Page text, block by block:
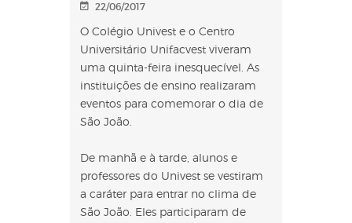
22/06/2017
O Colégio Univest e o Centro
Universitário Unifacvest viveram
uma quinta-feira inesquecível. As
instituições de ensino realizaram
eventos para comemorar o dia de
São João.
De manhã e à tarde, alunos e
professores do Univest se vestiram
a caráter para entrar no clima de
São João. Eles participaram de